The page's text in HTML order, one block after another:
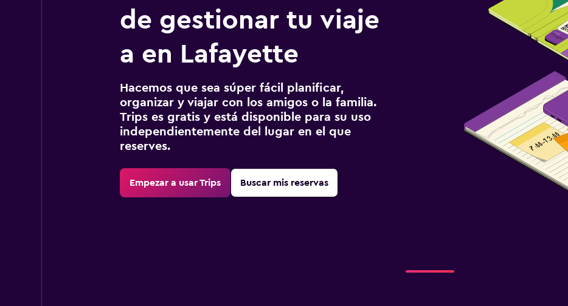
de gestionar tu viaje
a en Lafayette
Hacemos que sea súper fácil planificar,
organizar y viajar con los amigos o la familia.
Trips es gratis y está disponible para su uso
independientemente del lugar en el que
reserves.
Empezar a usar Trips Buscar mis reservas